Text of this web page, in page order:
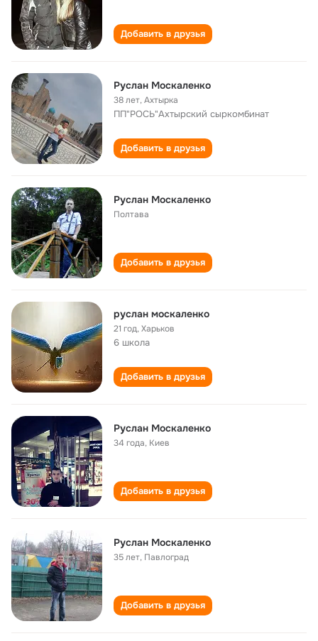
Добавить в друзья
Руслан Москаленко
38 лет,Ахтырка
ПП"РОСЬ"Ахтырский сыркомбинат
Добавить в друзья
Руслан Москаленко
Полтава
Добавить в друзья
руслан москаленко
21 год,Харьков
6 школа
Добавить в друзья
Руслан Москаленко
34 года, Киев
Добавить в друзья
Руслан Москаленко
35 лет, Павлоград
Добавить в друзья